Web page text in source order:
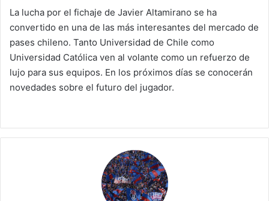
La lucha por el fichaje de Javier Altamirano se ha
convertido en una de las más interesantes del mercado de
pases chileno. Tanto Universidad de Chile como
Universidad Católica ven al volante como un refuerzo de
lujo para sus equipos. En los próximos días se conocerán
novedades sobre el futuro del jugador.